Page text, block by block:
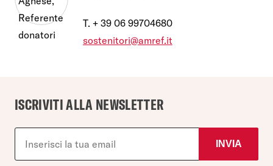
T. + 39 06 99704680
sostenitori@amref.it
ISCRIVITI ALLA NEWSLETTER
INVIA